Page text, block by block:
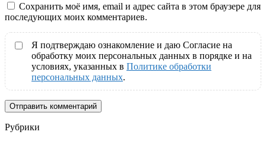
Сохранить моё имя, email и адрес сайта в этом браузере для
последующих моих комментариев.
Я подтверждаю ознакомление и даю Согласие на
обработку моих персональных данных в порядке и на
условиях, указанных в Политике обработки
персональных данных.
Рубрики